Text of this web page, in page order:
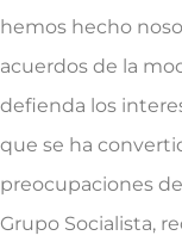
hemos hecho
acuerdos de la
defienda los
que se ha
preocupaciones
Grupo Socialista,